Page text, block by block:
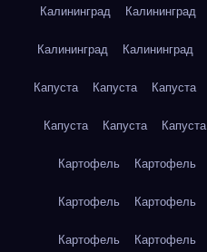
Калининград Калининград
Калининград Калининград
Капуста Капуста Капуста
Капуста Капуста Капуста
Картофель Картофель
Картофель Картофель
Картофель Картофель